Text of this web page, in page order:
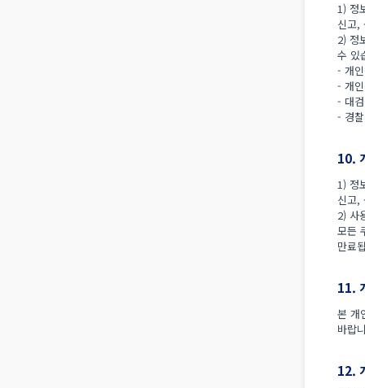
1) 정
신고,
2) 정
수 있
- 개
- 개
- 대
- 경
10.
1) 정
신고,
2) 사
모든
만료
11.
본 개
바랍
12.